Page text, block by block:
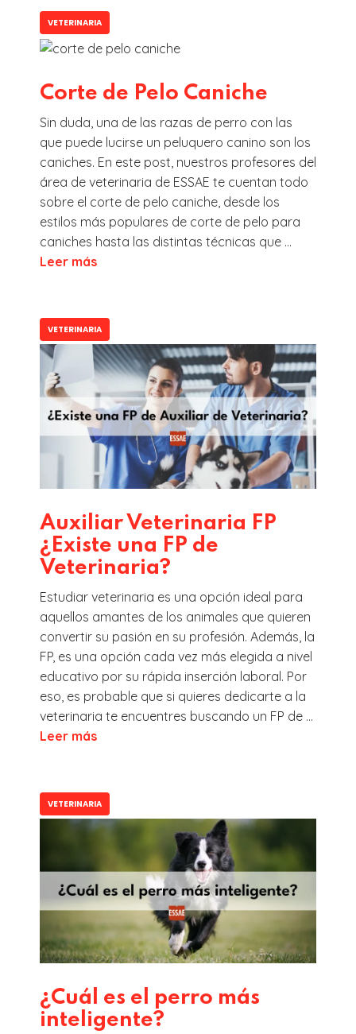
VETERINARIA
Corte de Pelo Caniche
Sin duda, una de las razas de perro con las
que puede lucirse un peluquero canino son los
caniches. En este post, nuestros profesores del
área de veterinaria de ESSAE te cuentan todo
sobre el corte de pelo caniche, desde los
estilos más populares de corte de pelo para
caniches hasta las distintas técnicas que ...
Leer más
VETERINARIA
Auxiliar Veterinaria FP
¿Existe una FP de
Veterinaria?
Estudiar veterinaria es una opción ideal para
aquellos amantes de los animales que quieren
convertir su pasión en su profesión. Además, la
FP, es una opción cada vez más elegida a nivel
educativo por su rápida inserción laboral. Por
eso, es probable que si quieres dedicarte a la
veterinaria te encuentres buscando un FP de ...
Leer más
VETERINARIA
¿Cuál es el perro más
inteligente?